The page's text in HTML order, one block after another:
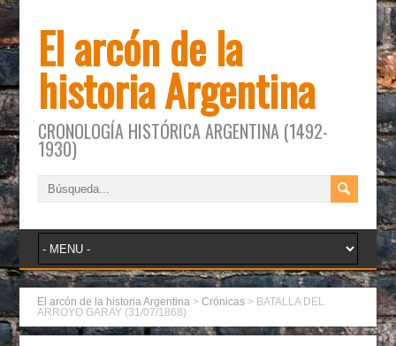
El arcón de la
historia Argentina
CRONOLOGÍA HISTÓRICA ARGENTINA (1492-
1930)
El arcón de la historia Argentina >Crónicas > BATALLA DEL
ARROYO GARAY (31/07/1868)